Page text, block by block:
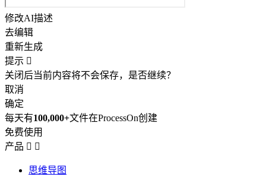
修改AI描述
去编辑
重新生成
提示 
关闭后当前内容将不会保存，是否继续？
取消
确定
每天有100,000+文件在ProcessOn创建
免费使用
产品  
思维导图